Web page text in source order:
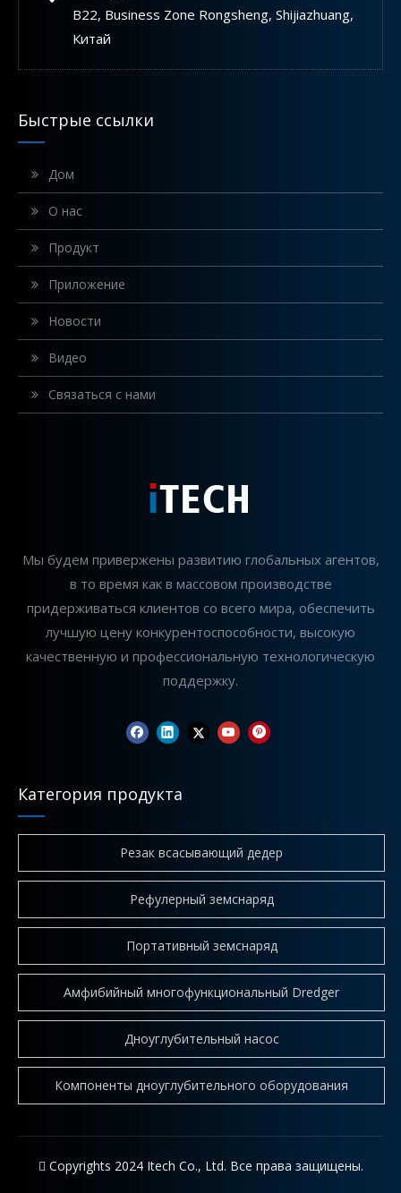
Кабельные земснаряды широко используются при
Как правильно выбрать фрезерный земснаряд для вашего проекта
Как работает фрезерный земснаряд? Пошаговое техническое объяснение
B22, Business Zone Rongsheng, Shijiazhuang,
Китай
Быстрые ссылки
Дом
О нас
Продукт
Приложение
Новости
Видео
Связаться с нами
Мы будем привержены развитию глобальных агентов,
в то время как в массовом производстве
придерживаться клиентов со всего мира, обеспечить
лучшую цену конкурентоспособности, высокую
качественную и профессиональную технологическую
поддержку.
Категория продукта
Резак всасывающий дедер
Рефулерный земснаряд
Портативный земснаряд
Амфибийный многофункциональный Dredger
Дноуглубительный насос
Компоненты дноуглубительного оборудования
 Copyrights 2024 Itech Co., Ltd. Все права защищены.